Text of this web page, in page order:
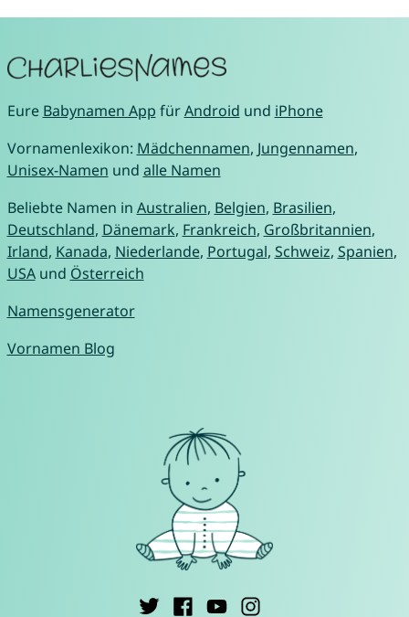
Eure Babynamen App fürAndroid und iPhone
Vornamenlexikon: Mädchennamen, Jungennamen,
Unisex-Namen und alle Namen
Beliebte Namen in Australien, Belgien, Brasilien,
Deutschland, Dänemark, Frankreich, Großbritannien,
Irland, Kanada, Niederlande, Portugal, Schweiz, Spanien,
USAund Österreich
Namensgenerator
Vornamen Blog